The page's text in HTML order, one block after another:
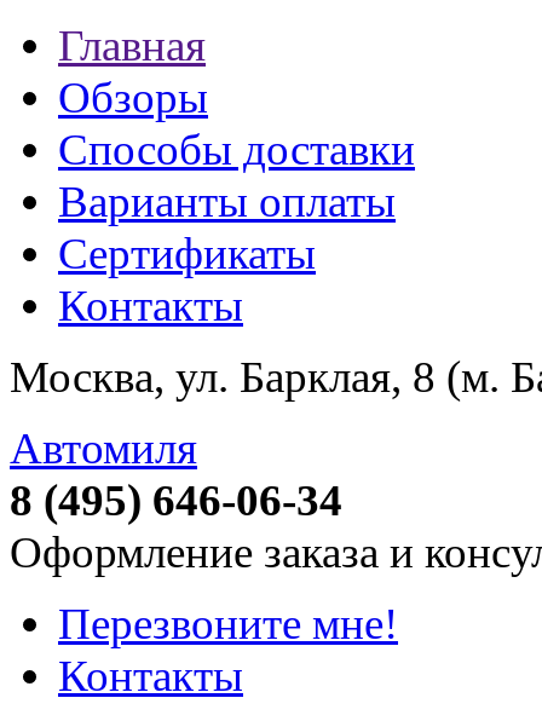
Главная
Обзоры
Способы доставки
Варианты оплаты
Сертификаты
Контакты
Москва, ул. Барклая, 8 (м.
Автомиля
8 (495) 646-06-34
Оформление заказа и
Перезвоните мне!
Контакты